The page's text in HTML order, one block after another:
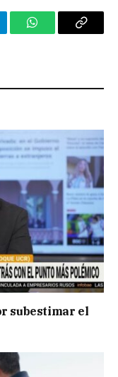
WhatsAppCopy
subestimar el